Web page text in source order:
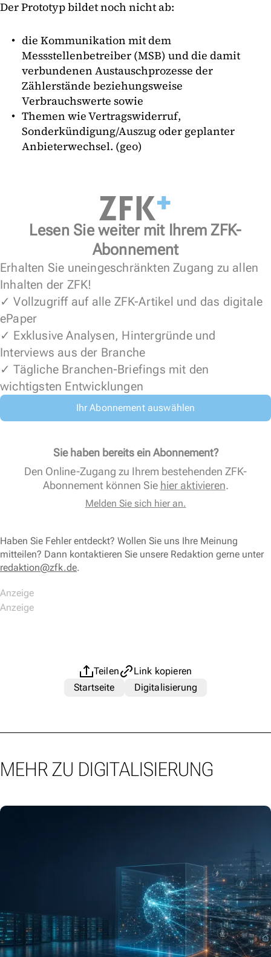
Der Prototyp bildet noch nicht ab:
die Kommunikation mit dem
Messstellenbetreiber (MSB) und die damit
verbundenen Austauschprozesse der
Zählerstände beziehungsweise
Verbrauchswerte sowie
Themen wie Vertragswiderruf,
Sonderkündigung/Auszug oder geplanter
Anbieterwechsel. (geo)
Lesen Sie weiter mit Ihrem ZFK-
Abonnement
Erhalten Sie uneingeschränkten Zugang zu allen
Inhalten der ZFK!
✓ Vollzugriff auf alle ZFK-Artikel und das digitale
ePaper
✓ Exklusive Analysen, Hintergründe und
Interviews aus der Branche
✓ Tägliche Branchen-Briefings mit den
wichtigsten Entwicklungen
Ihr Abonnement auswählen
Sie haben bereits ein Abonnement?
Den Online-Zugang zu Ihrem bestehenden ZFK-
Abonnement können Sie hier aktivieren.
Melden Sie sich hier an.
Haben Sie Fehler entdeckt? Wollen Sie uns Ihre Meinung
mitteilen? Dann kontaktieren Sie unsere Redaktion gerne unter
redaktion@zfk.de.
Teilen
Link kopieren
Startseite
Digitalisierung
MEHR ZU DIGITALISIERUNG